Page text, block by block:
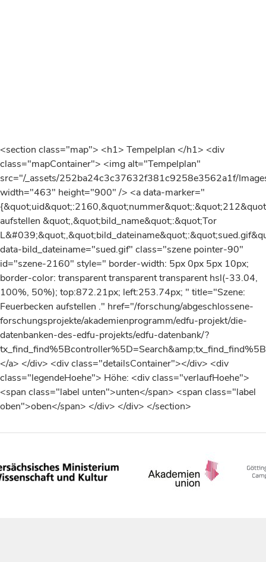
<section class="map"> <h1> Tempelplan </h1> <div
class="mapContainer"> <img alt="Tempelplan"
src="/_assets/252ba24c3c37632f381c9258e3562a1f/
width="463" height="900" /> <a data-marker="
aufstellen &quot;,&quot;bild_name&quot;:&quot;Tor
data-bild_dateiname="sued.gif" class="szene pointer-90"
id="szene-2160" style=" border-width: 5px 0px 5px 10px;
border-color: transparent transparent transparent hsl(-33.04,
100%, 50%); top:872.21px; left:253.74px; " title="Szene:
Feuerbecken aufstellen ." href="/forschung/abgeschlossene-
forschungsprojekte/akademienprogramm/edfu-projekt/die-
datenbanken-des-edfu-projekts/edfu-datenbank/?
</a> </div> <div class="detailsContainer"></div> <div
class="legendeHoehe"> Höhe: <div class="verlaufHoehe">
<span class="label unten">unten</span> <span class="label
oben">oben</span> </div> </div> </section>